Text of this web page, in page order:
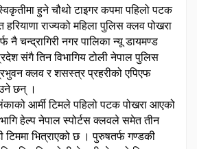
हुने चौथो टाइगर कपमा पहिलो पटक
हरियाणा राज्यको महिला पुलिस क्लव पोखरा
चन्द्रागिरी नगर पालिका न्यू डायमण्ड
संगै तिन विभागिय टोली नेपाल पुलिस
क्लव र शसस्त्र प्रहरीको एपिएफ
छन् ।
आर्मी टिमले पहिलो पटक पोखरा आएको
हेल्प नेपाल स्पोर्टस क्लवले समेत तीन
टिममा भित्राएको छ । पुरुषतर्फ गण्डकी